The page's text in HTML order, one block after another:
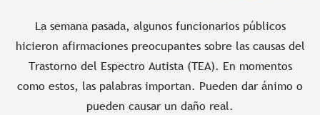
La semana pasada, algunos funcionarios públicos
hicieron afirmaciones preocupantes sobre las causas del
Trastorno del Espectro Autista (TEA). En momentos
como estos, las palabras importan. Pueden dar ánimo o
pueden causar un daño real.